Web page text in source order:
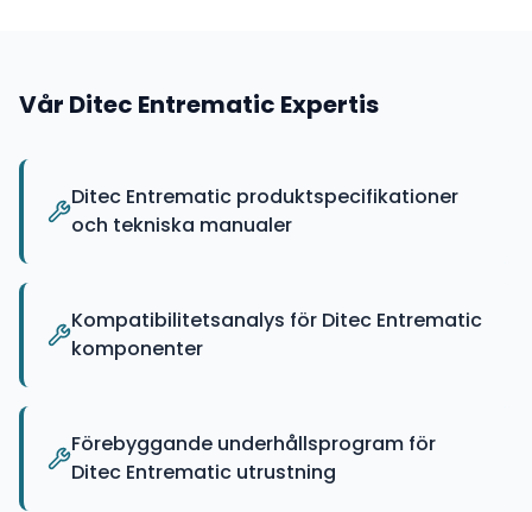
Vår Ditec Entrematic Expertis
Ditec Entrematic produktspecifikationer
och tekniska manualer
Kompatibilitetsanalys för Ditec Entrematic
komponenter
Förebyggande underhållsprogram för
Ditec Entrematic utrustning